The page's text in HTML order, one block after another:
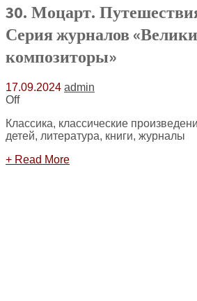
30. Моцарт.
Серия журналов
композиторы»
17.09.2024 admin
Off
Классика, классические
детей, литература, книги, журналы
+ Read More